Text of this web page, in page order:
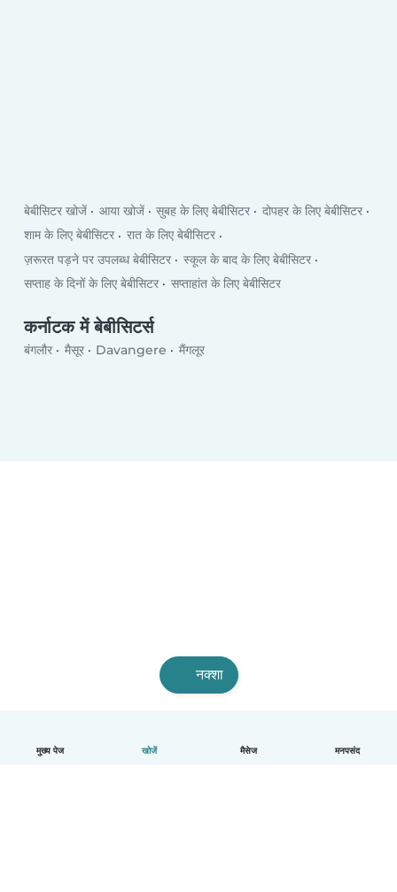
मुख्य पेज खोजें मैसेज मनपसंद
बेबीसिटर खोजें आया खोजें सुबह के लिए बेबीसिटर
दोपहर के लिए बेबीसिटर
शाम के लिए बेबीसिटर
रात के लिए बेबीसिटर
ज़रूरत पड़ने पर उपलब्ध बेबीसिटर
स्कूल के बाद के लिए बेबीसिटर
सप्ताह के दिनों के लिए बेबीसिटर
सप्ताहांत के लिए बेबीसिटर
कर्नाटक में बेबीसिटर्स
बंगलौर मैसूर Davangere मैंगलूर
नक्शा